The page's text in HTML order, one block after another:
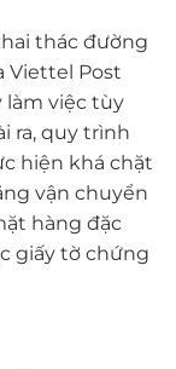
thác đường
Viettel Post
làm việc tùy
ra, quy trình
hiện khá chặt
vận chuyển
hàng đặc
giấy tờ chứng